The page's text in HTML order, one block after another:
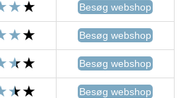
Besøg webshop
Besøg webshop
Besøg webshop
Besøg webshop